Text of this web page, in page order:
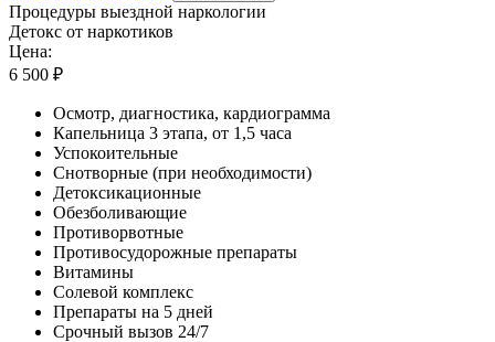
Процедуры выездной наркологии
Детокс от наркотиков
Цена:
6 500 ₽
Осмотр, диагностика, кардиограмма
Капельница 3 этапа, от 1,5 часа
Успокоительные
Снотворные (при необходимости)
Детоксикационные
Обезболивающие
Противорвотные
Противосудорожные препараты
Витамины
Солевой комплекс
Препараты на 5 дней
Срочный вызов 24/7